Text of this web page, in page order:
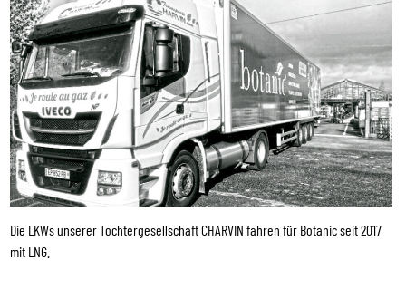
Die LKWs unserer Tochtergesellschaft CHARVIN fahren für Botanic seit 2017
mit LNG.